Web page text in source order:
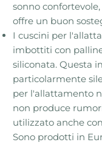
sonno
offre un buon
I cuscini per
imbottiti con
siliconata. Questa
particolarmente
per l'allattamento
non produce
utilizzato anche
Sono prodotti in